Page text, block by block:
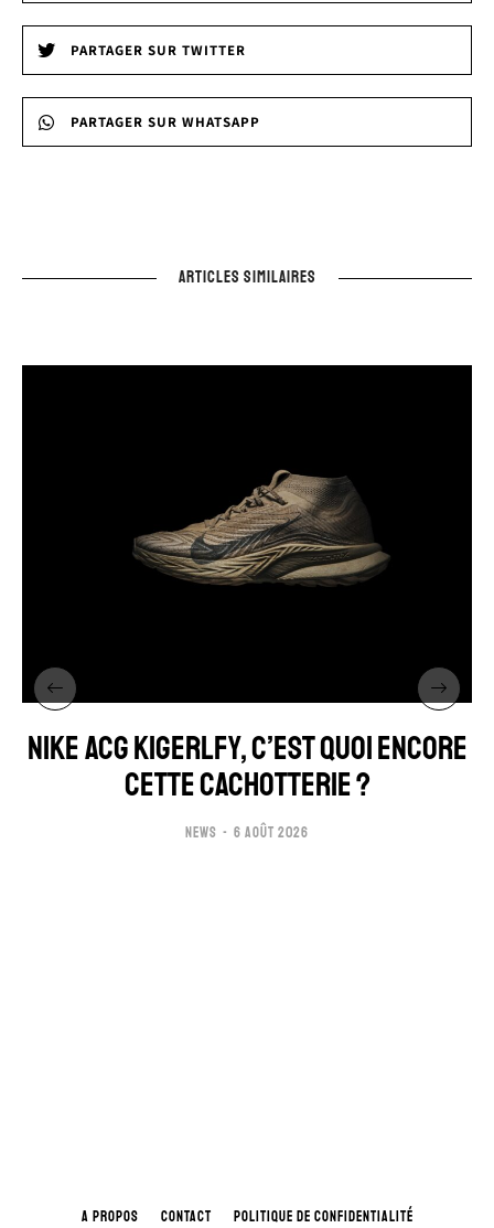
PARTAGER SUR TWITTER
PARTAGER SUR WHATSAPP
ARTICLES SIMILAIRES
NIKE ACG KIGERLFY, C’EST QUOI ENCORE
CETTE CACHOTTERIE ?
NEWS 6 AOÛT 2026
A PROPOS CONTACT POLITIQUE DE CONFIDENTIALITÉ